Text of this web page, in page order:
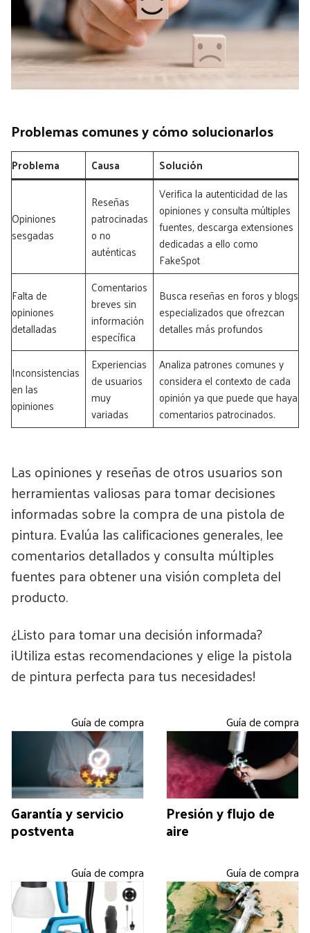
Problemas comunes y cómo solucionarlos
Problema Causa Solución
Opiniones
sesgadas
Reseñas
patrocinadas
o no
auténticas
Verifica la autenticidad de las
opiniones y consulta múltiples
fuentes, descarga extensiones
dedicadas a ello como
FakeSpot
Falta de
opiniones
detalladas
Comentarios
breves sin
información
específica
Busca reseñas en foros y blogs
especializados que ofrezcan
detalles más profundos
Inconsistencias
en las
opiniones
Experiencias
de usuarios
muy
variadas
Analiza patrones comunes y
considera el contexto de cada
opinión ya que puede que haya
comentarios patrocinados.
Las opiniones y reseñas de otros usuarios son
herramientas valiosas para tomar decisiones
informadas sobre la compra de una pistola de
pintura. Evalúa las calificaciones generales, lee
comentarios detallados y consulta múltiples
fuentes para obtener una visión completa del
producto.
¿Listo para tomar una decisión informada?
¡Utiliza estas recomendaciones y elige la pistola
de pintura perfecta para tus necesidades!
Guía de compra
Garantía y servicio
postventa
Guía de compra
Presión y flujo de
aire
Guía de compra Guía de compra